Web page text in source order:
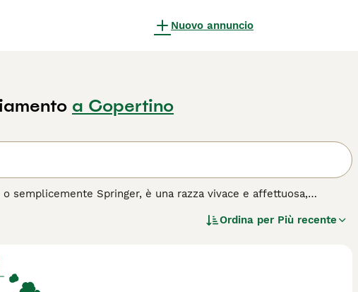
Nuovo annuncio
a Copertino
semplicemente Springer, è una razza vivace e affettuosa,
con macchie. Notato per la sua grande energia, intelligenza e
creando un legame stretto con i suoi proprietari e mostrandosi
Ordina per Più recente